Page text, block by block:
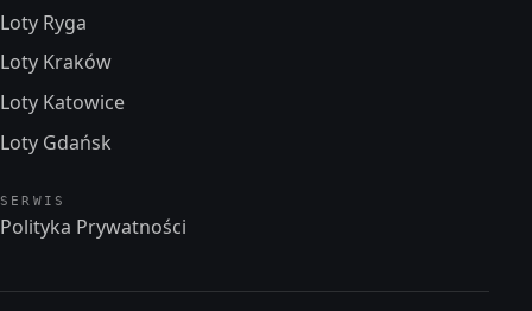
Loty Ryga
Loty Kraków
Loty Katowice
Loty Gdańsk
SERWIS
Polityka Prywatności